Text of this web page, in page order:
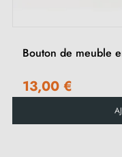
Bouton de meuble
13,00 €